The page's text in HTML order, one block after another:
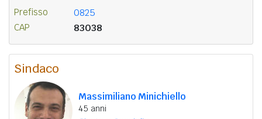
Prefisso 0825
CAP 83038
Sindaco
Massimiliano Minichiello
45 anni